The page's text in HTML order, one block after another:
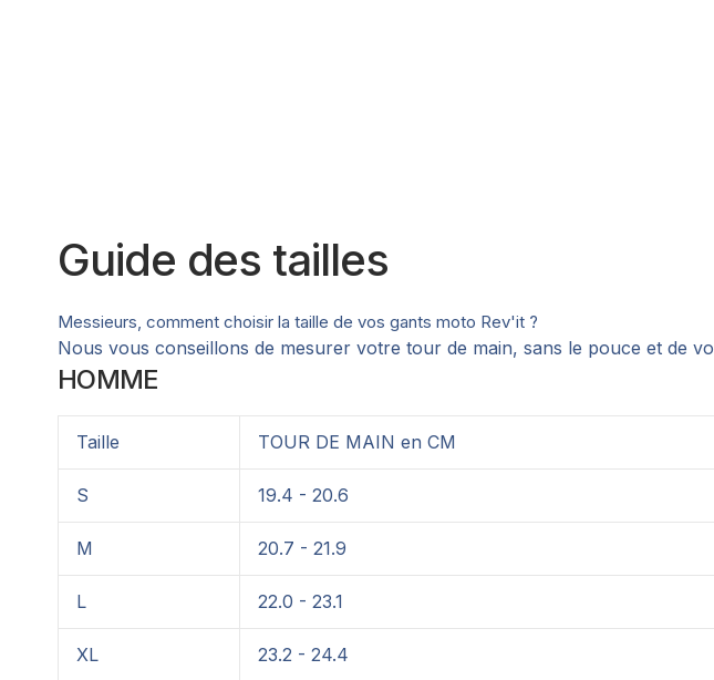
Guide des tailles
Messieurs, comment choisir la taille de vos gants moto Rev'it ?
Nous vous conseillons de mesurer votre tour de main, sans le pouce et de
HOMME
Taille TOUR DE MAIN en CM
S 19.4 - 20.6
M 20.7 - 21.9
L 22.0 - 23.1
XL 23.2 - 24.4